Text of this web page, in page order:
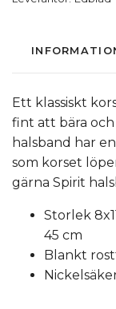
Ett klassiskt
fint att bära och
halsband har
som korset
gärna Spirit
Storlek
45 cm
Blankt